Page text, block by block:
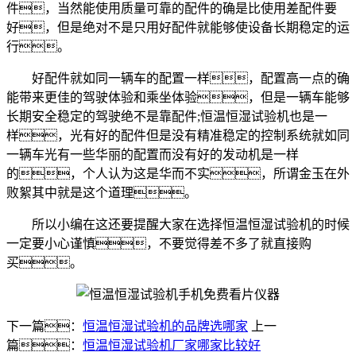
件，当然能使用质量可靠的配件的确是比使用差配件要
好，但是绝对不是只用好配件就能够使设备长期稳定的运
行。
好配件就如同一辆车的配置一样，配置高一点的确
能带来更佳的驾驶体验和乘坐体验，但是一辆车能够
长期安全稳定的驾驶绝不是靠配件;恒温恒湿试验机也是一
样，光有好的配件但是没有精准稳定的控制系统就如同
一辆车光有一些华丽的配置而没有好的发动机是一样
的，个人认为这是华而不实，所谓金玉在外
败絮其中就是这个道理。
所以小编在这还要提醒大家在选择恒温恒湿试验机的时候
一定要小心谨慎，不要觉得差不多了就直接购
买。
下一篇： 恒温恒湿试验机的品牌选哪家
上一
篇： 恒温恒湿试验机厂家哪家比较好